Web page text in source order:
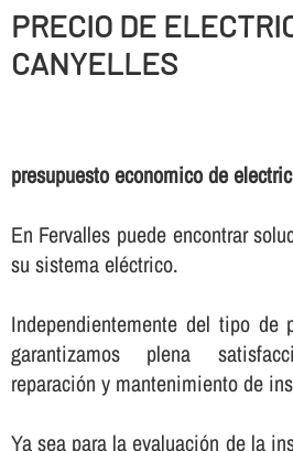
PRECIO DE
CANYELLES
presupuesto economico de
En Fervalles puede encontrar
su sistema eléctrico.
Independientemente del tipo de
garantizamos plena
reparación y mantenimiento de
Ya sea para la evaluación de la